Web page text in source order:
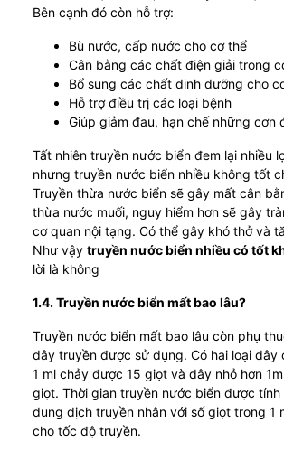
Bên cạnh đó còn hỗ trợ:
Bù nước, cấp nước cho cơ thể
Cân bằng các chất điện giải trong
Bổ sung các chất dinh dưỡng cho
Hỗ trợ điều trị các loại bệnh
Giúp giảm đau, hạn chế những cơn
Tất nhiên truyền nước biển đem lại nhiều
nhưng truyền nước biển nhiều không tốt
Truyền thừa nước biển sẽ gây mất cân
thừa nước muối, nguy hiểm hơn sẽ gây
cơ quan nội tạng. Có thể gây khó thở và
Như vậy truyền nước biển nhiều có tốt
lời là không
1.4. Truyền nước biển mất bao lâu?
Truyền nước biển mất bao lâu còn phụ
dây truyền được sử dụng. Có hai loại dây
1 ml chảy được 15 giọt và dây nhỏ hơn
giọt. Thời gian truyền nước biển được
dung dịch truyền nhân với số giọt trong 1
cho tốc độ truyền.